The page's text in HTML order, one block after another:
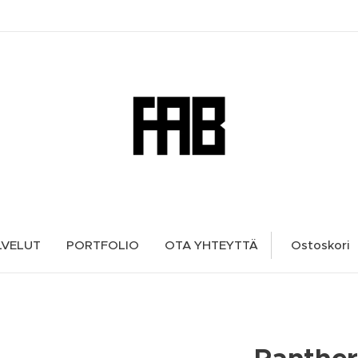
PORTFOLIO OTA YHTEYTTÄ Ostoskori